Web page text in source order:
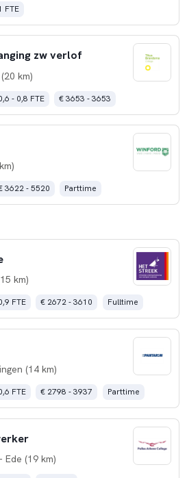
FTE
zw verlof
km)
- 0,8 FTE € 3653 - 3653
3622 - 5520 Parttime
km)
FTE € 2672 - 3610 Fulltime
(14 km)
FTE € 2798 - 3937 Parttime
- Ede (19 km)